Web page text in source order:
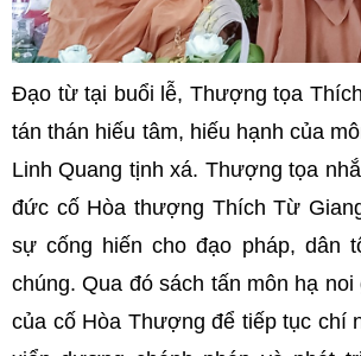
Đạo từ tại buổi lễ, Thượng tọa
tán thán hiếu tâm, hiếu hạnh của
Linh Quang tịnh xá. Thượng tọa
đức cố Hòa thượng Thích Từ
sự cống hiến cho đạo pháp, dân
chúng. Qua đó sách tấn môn hạ
của cố Hòa Thượng để tiếp tục chí